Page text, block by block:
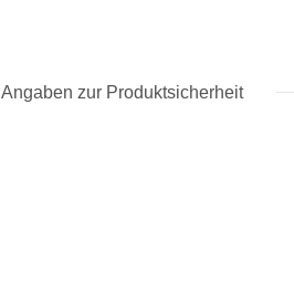
Angaben zur Produktsicherheit